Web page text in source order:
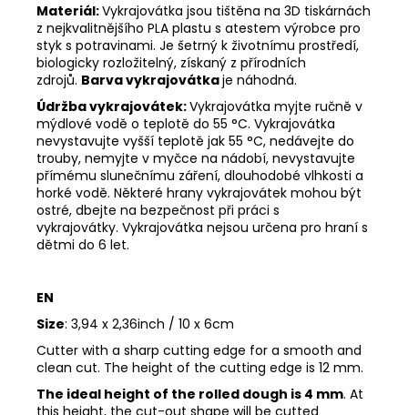
Materiál:Vykrajovátka jsou tištěna na 3D tiskárnách
z nejkvalitnějšího PLA plastu s atestem výrobce pro
styk s potravinami. Je šetrný k životnímu prostředí,
biologicky rozložitelný, získaný z přírodních
zdrojů. Barva vykrajovátkaje náhodná.
Údržba vykrajovátek:Vykrajovátka myjte ručně v
mýdlové vodě o teplotě do 55 °C. Vykrajovátka
nevystavujte vyšší teplotě jak 55 °C, nedávejte do
trouby, nemyjte v myčce na nádobí, nevystavujte
přímému slunečnímu záření, dlouhodobé vlhkosti a
horké vodě. Některé hrany vykrajovátek mohou být
ostré, dbejte na bezpečnost při práci s
vykrajovátky. Vykrajovátka nejsou určena pro hraní s
dětmi do 6 let.
EN
Size: 3,94 x 2,36inch / 10 x 6cm
Cutter with a sharp cutting edge for a smooth and
clean cut. The height of the cutting edge is 12 mm.
The ideal height of the rolled dough is 4 mm. At
this height, the cut-out shape will be cutted